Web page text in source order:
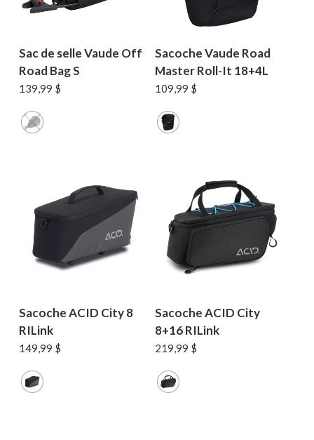
Sac de selle Vaude Off
Road Bag S
139,99 $
Sacoche Vaude Road
Master Roll-It 18+4L
109,99 $
Sacoche ACID City 8
RILink
149,99 $
Sacoche ACID City
8+16 RILink
219,99 $